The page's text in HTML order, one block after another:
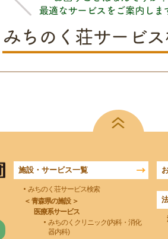
施設・サービス一覧
みちのく荘サービス検索
＜ 青森県の施設 ＞
医療系サービス
みちのくクリニック(内科・消化
器内科)